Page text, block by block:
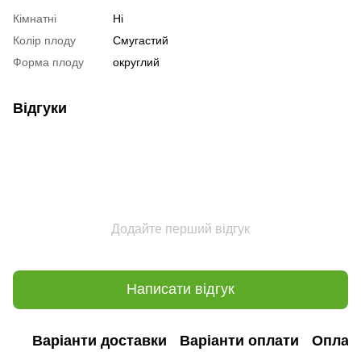
Кімнатні
Ні
Колір плоду
Смугастий
Форма плоду
округлий
Відгуки
Додайте перший відгук
Написати відгук
Варіанти доставки Варіанти оплати